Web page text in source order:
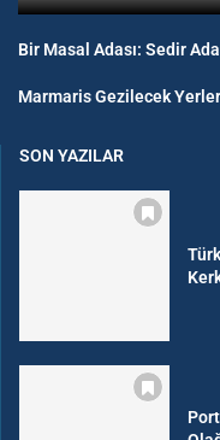
Bir Masal Adası: Sedir
Marmaris Gezilecek Yerler
SON YAZILAR